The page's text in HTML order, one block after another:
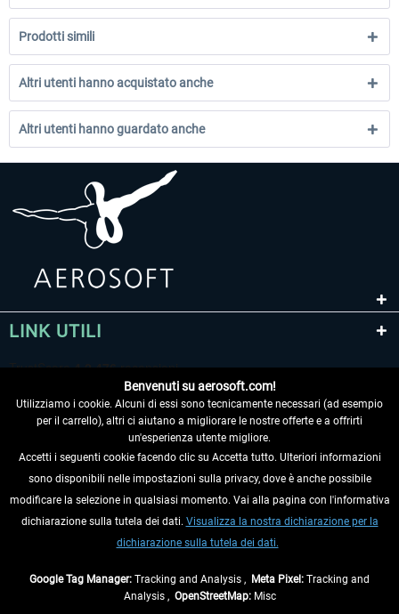
Prodotti simili
Altri utenti hanno acquistato anche
Altri utenti hanno guardato anche
LINK UTILI
RECEDERE DAL CONTRATTO
INFORMAZIONI
Benvenuti su aerosoft.com!
Utilizziamo i cookie. Alcuni di essi sono tecnicamente necessari (ad esempio
per il carrello), altri ci aiutano a migliorare le nostre offerte e a offrirti
un'esperienza utente migliore.
Accetti i seguenti cookie facendo clic su Accetta tutto. Ulteriori informazioni
sono disponibili nelle impostazioni sulla privacy, dove è anche possibile
modificare la selezione in qualsiasi momento. Vai alla pagina con l'informativa
dichiarazione sulla tutela dei dati. Visualizza la nostra dichiarazione per la
dichiarazione sulla tutela dei dati.
Google Tag Manager: Tracking and Analysis , Meta Pixel: Tracking and
Analysis , OpenStreetMap:Misc